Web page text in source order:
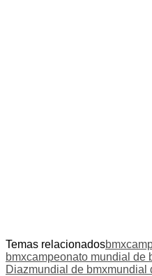
Temas relacionadosbmx
bmxcampeonato mundial de
Diazmundial de bmxmundial